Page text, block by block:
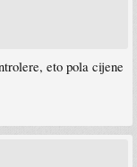
eto pola cijene